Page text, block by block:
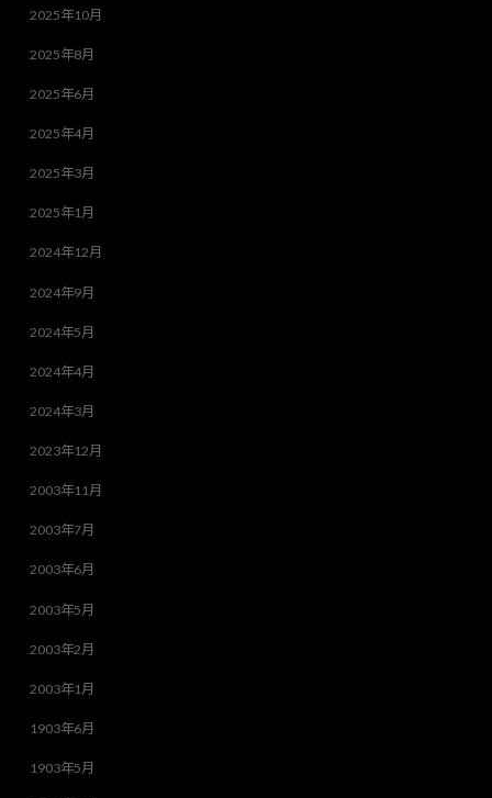
2025年10月
2025年8月
2025年6月
2025年4月
2025年3月
2025年1月
2024年12月
2024年9月
2024年5月
2024年4月
2024年3月
2023年12月
2003年11月
2003年7月
2003年6月
2003年5月
2003年2月
2003年1月
1903年6月
1903年5月